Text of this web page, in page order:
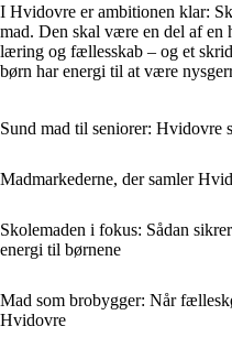
I Hvidovre er ambitionen klar:
mad. Den skal være en del af en
læring og fællesskab – og et
børn har energi til at være
Sund mad til seniorer:
Madmarkederne, der samler
Skolemaden i fokus: Sådan
energi til børnene
Mad som brobygger: Når
Hvidovre